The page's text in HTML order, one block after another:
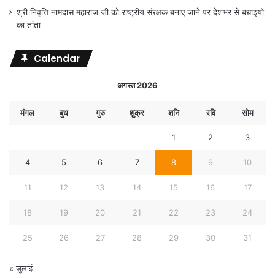
श्री निवृत्ति नामदास महाराज जी को राष्ट्रीय संरक्षक बनाए जाने पर देशभर से बधाइयों
का तांता
Calendar
अगस्त 2026
मंगल बुध गुरु शुक्र शनि रवि सोम
1 2 3
4 5 6 7 8 9 10
11 12 13 14 15 16 17
18 19 20 21 22 23 24
25 26 27 28 29 30 31
« जुलाई